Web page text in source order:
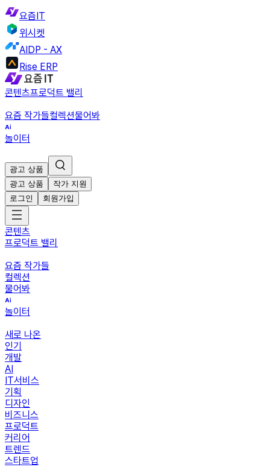
요즘IT
위시켓
AIDP - AX
Rise ERP
콘텐츠프로덕트 밸리
요즘 작가들컬렉션물어봐
놀이터
광고 상품
광고 상품
작가 지원
로그인
회원가입
콘텐츠
프로덕트 밸리
요즘 작가들
컬렉션
물어봐
놀이터
새로 나온
인기
개발
AI
IT서비스
기획
디자인
비즈니스
프로덕트
커리어
트렌드
스타트업